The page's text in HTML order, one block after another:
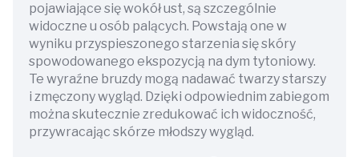
pojawiające się wokół ust, są szczególnie
widoczne u osób palących. Powstają one w
wyniku przyspieszonego starzenia się skóry
spowodowanego ekspozycją na dym tytoniowy.
Te wyraźne bruzdy mogą nadawać twarzy starszy
i zmęczony wygląd. Dzięki odpowiednim zabiegom
można skutecznie zredukować ich widoczność,
przywracając skórze młodszy wygląd.